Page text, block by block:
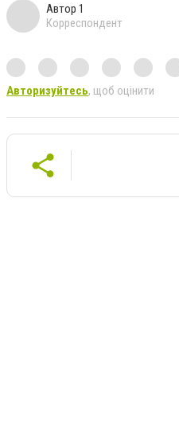
Автор 1
Корреспондент
Авторизуйтесь, щоб оцінити